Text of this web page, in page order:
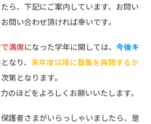
ら、下記にご案内しています、お問い
問い合わせ頂ければ幸いです。
満席になった学年に関しては、 今後キ
なり、 来年度以降に募集を再開するか
第となります。
のほどをよろしくお願いいたします。
護者さまがいらっしゃいましたら、是